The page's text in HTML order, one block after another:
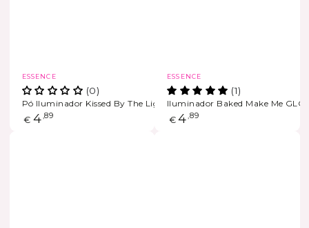
Marca
ESSENCE
(0)
Pó Iluminador Kissed By The Light
Preço
€ 4,89
Marca
ESSENCE
(1)
Iluminador Baked Make Me
Preço
€ 4,89